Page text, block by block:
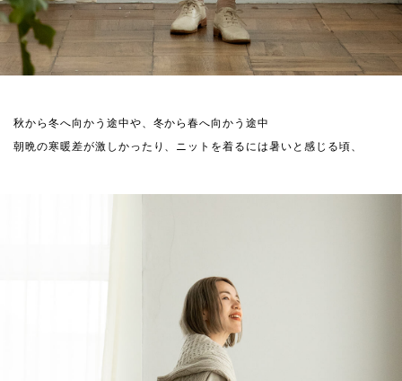
秋から冬へ向かう途中や、冬から春へ向かう途中
朝晩の寒暖差が激しかったり、ニットを着るには暑いと感じる頃、